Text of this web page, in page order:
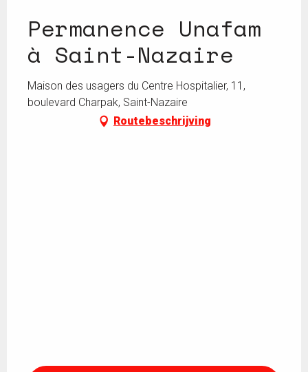
Permanence Unafam
à Saint-Nazaire
Maison des usagers du Centre Hospitalier, 11,
boulevard Charpak, Saint-Nazaire
Routebeschrijving